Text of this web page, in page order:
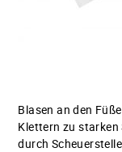
Blasen an den
Klettern zu starken
durch